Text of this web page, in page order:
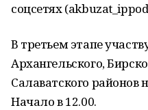
соцсетях
В третьем этапе
Архангельского,
Салаватского
Начало в 12.00.